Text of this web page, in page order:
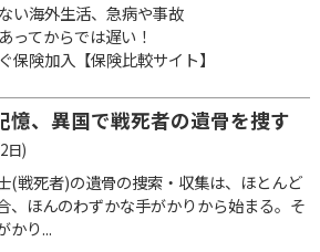
い海外生活、急病や事故
ってからでは遅い！
保険加入【保険比較サイト】
憶、異国で戦死者の遺骨を捜す
日)
(戦死者)の遺骨の捜索・収集は、ほとんど
、ほんのわずかな手がかりから始まる。そ
かり...